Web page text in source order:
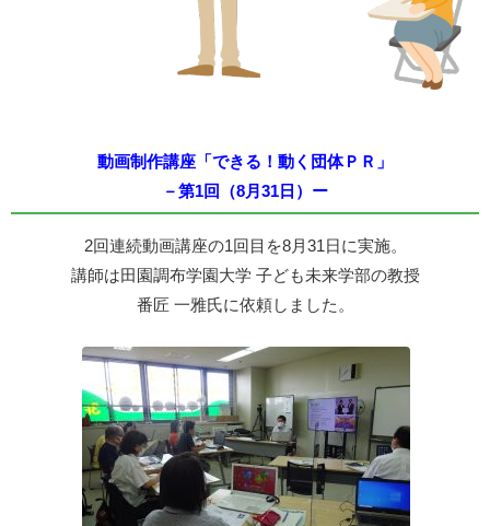
動画制作講座「できる！動く団体ＰＲ」
－第1回（8月31日）ー
2回連続動画講座の1回目を8月31日に実施。
講師は田園調布学園大学 子ども未来学部の教授
番匠 一雅氏に依頼しました。